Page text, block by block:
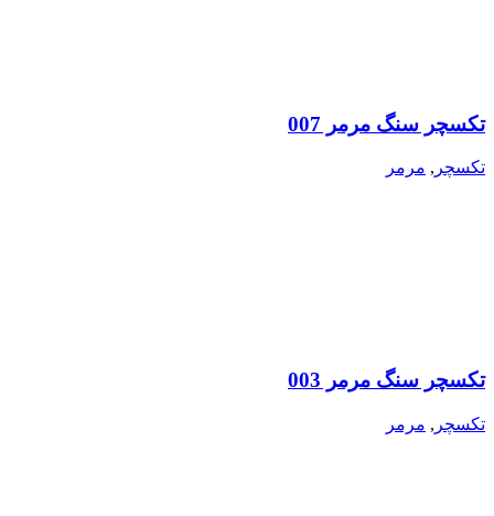
تکسچر سنگ مرمر 007
تکسچر , مرمر
تکسچر سنگ مرمر 003
تکسچر , مرمر